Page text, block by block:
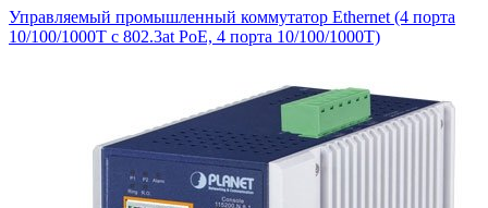
Управляемый промышленный коммутатор Ethernet (4 порта
10/100/1000T с 802.3at PoE, 4 порта 10/100/1000T)